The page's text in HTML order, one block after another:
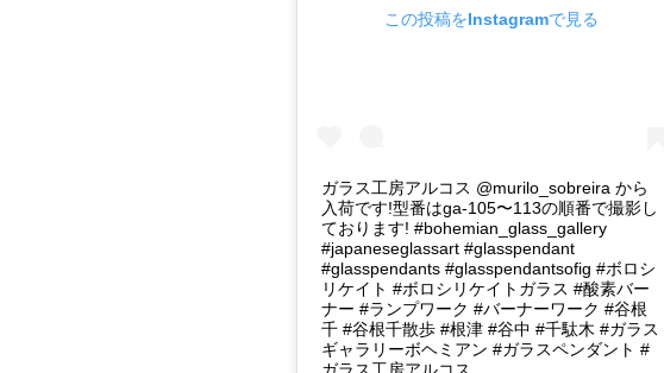
この投稿をInstagramで見る
ガラス工房アルコス @murilo_sobreira から
入荷です!型番はga-105〜113の順番で撮影し
ております! #bohemian_glass_gallery
#japaneseglassart #glasspendant
#glasspendants #glasspendantsofig #ボロシ
リケイト #ボロシリケイトガラス #酸素バー
ナー #ランプワーク #バーナーワーク #谷根
千 #谷根千散歩 #根津 #谷中 #千駄木 #ガラス
ギャラリーボヘミアン #ガラスペンダント #